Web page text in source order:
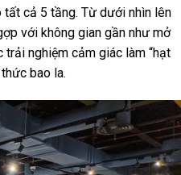
tất cả 5 tầng. Từ dưới nhìn lên
với không gian gần như mở
nghiệm cảm giác làm “hạt
bao la.